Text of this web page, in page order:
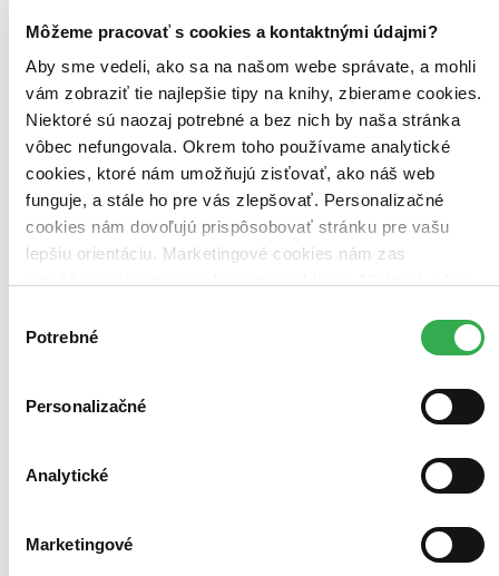
Môžeme pracovať s cookies a kontaktnými údajmi?
Aby sme vedeli, ako sa na našom webe správate, a mohli
vám zobraziť tie najlepšie tipy na knihy, zbierame cookies.
Niektoré sú naozaj potrebné a bez nich by naša stránka
vôbec nefungovala. Okrem toho používame analytické
cookies, ktoré nám umožňujú zisťovať, ako náš web
funguje, a stále ho pre vás zlepšovať. Personalizačné
cookies nám dovoľujú prispôsobovať stránku pre vašu
lepšiu orientáciu. Marketingové cookies nám zas
keby sme mohli používať všetky tieto cookies. Ďakujeme!
súhlasu
Potrebné
Personalizačné
Analytické
Marketingové
Stín větru
CZ
Carlos Ruiz Zafón
Martinusáčka odporúča
vydaný ve 45 zemích. Hluboko v srdci starobylé Barcelony leží
ukryté pohřebiště zapomenutých knih, tisíců ztracených či
Kniha pevná väzba
6,90 €
Túto knihu máme síce aktuálne na sklade, máme však už iba
posledné kusy. Ak ju chcete mať rýchlo, ponáhľajte sa!
Dodanie ďalších môže trvať dlhšie, zvyčajne do šiestich dní.